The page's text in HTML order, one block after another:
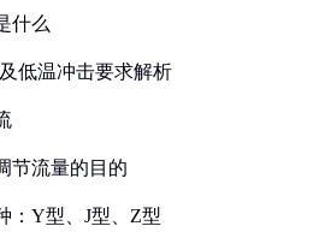
什么
低温冲击要求解析
节流量的目的
：Y型、J型、Z型